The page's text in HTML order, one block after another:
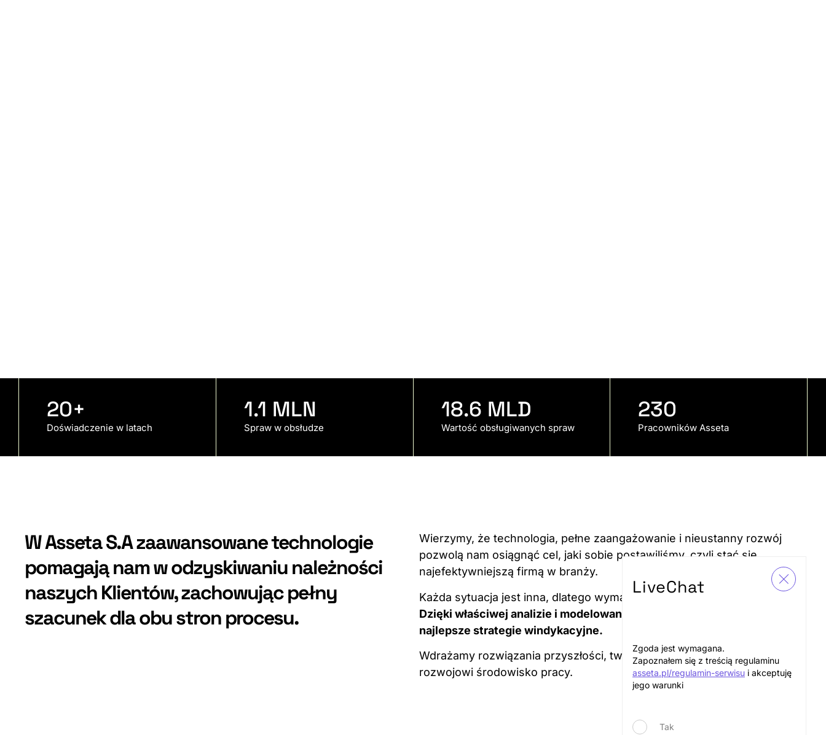
Doświadczenie w latach
20+
Spraw w obsłudze
1.1 MLN
Wartość obsługiwanych spraw
18.6 MLD
Pracowników Asseta
230
W Asseta S.Azaawansowane technologie
pomagają nam w odzyskiwaniu należności
naszych Klientów, zachowując pełny
szacunek dla obu stron procesu.
Wierzymy, że technologia, pełne zaangażowanie i nieustanny rozwój
pozwolą nam osiągnąć cel, jaki sobie postawiliśmy, czyli stać się
najefektywniejszą firmą w branży.
Każda sytuacja jest inna, dlatego wymaga dopasowanych rozwiązań.
Dzięki właściwej analizie i modelowaniu danych, dobieramy
najlepsze strategie windykacyjne.
Wdrażamy rozwiązania przyszłości, tworzymy przyjazne i sprzyjające
rozwojowi środowisko pracy.
LiveChat
Zgoda jest wymagana.
Zapoznałem się z treścią regulaminu
asseta.pl/regulamin-serwisu i akceptuję
jego warunki
Tak